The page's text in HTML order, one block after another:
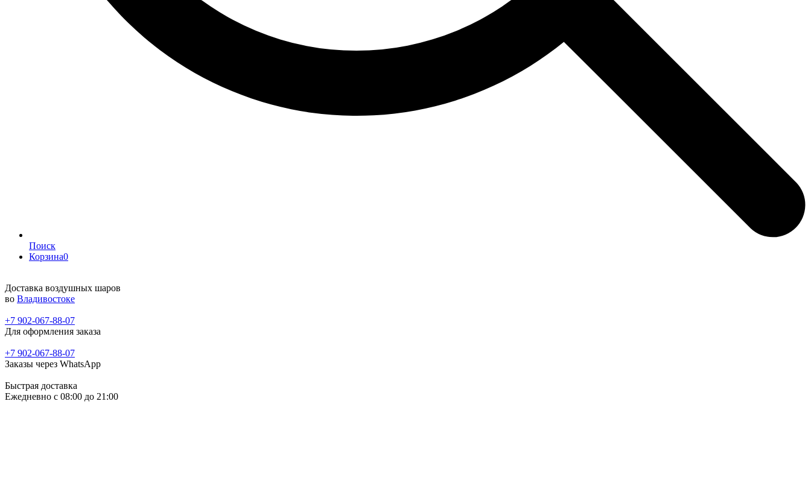
Поиск
Корзина0
Доставка воздушных шаров
во Владивостоке
+7 902-067-88-07
Для оформления заказа
+7 902-067-88-07
Заказы через WhatsApp
Быстрая доставка
Ежедневно c 08:00 до 21:00